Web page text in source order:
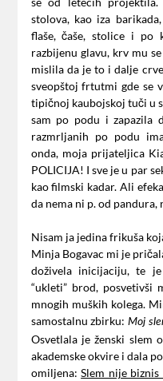
stolova, kao iza
flaše, čaše, stolice i po
razbijenu glavu, krv mu
mislila da je to i dalje
sveopštoj frtutmi gde se
tipičnoj kaubojskoj tuči u
sam po podu i zapazila
razmrljanih po podu
onda, moja prijateljica
POLICIJA! I sve je u par
kao filmski kadar. Ali
da nema ni p. od pandura,
Nisam ja jedina frikuša
Minja Bogavac mi je
doživela inicijaciju, te
“ukleti” brod, posvetivši
mnogih muških kolega.
samostalnu zbirku: Moj
Osvetlala je ženski slem
akademske okvire i dala
omiljena:Slem nije